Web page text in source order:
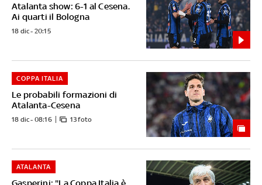
Atalanta show: 6-1 al Cesena.
Ai quarti il Bologna
18 dic - 20:15
Le probabili formazioni di
Atalanta-Cesena
COPPA ITALIA
18 dic - 08:16 13 foto
ATALANTA